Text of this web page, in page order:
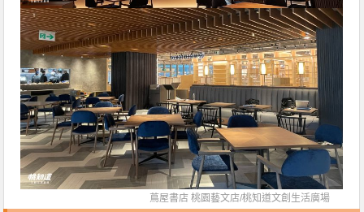
蔦屋書店 桃園藝文店/桃知道文創生活廣場